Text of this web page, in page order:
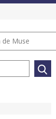
de Muse